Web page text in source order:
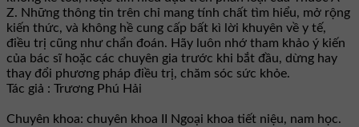
Z. Những thông tin trên chỉ mang tính chất tìm hiểu, mở rộng
kiến thức, và không hề cung cấp bất kì lời khuyên về y tế,
điều trị cũng như chẩn đoán. Hãy luôn nhớ tham khảo ý kiến
của bác sĩ hoặc các chuyên gia trước khi bắt đầu, dừng hay
thay đổi phương pháp điều trị, chăm sóc sức khỏe.
Tác giả : Trương Phú Hải
Chuyên khoa: chuyên khoa II Ngoại khoa tiết niệu, nam học.